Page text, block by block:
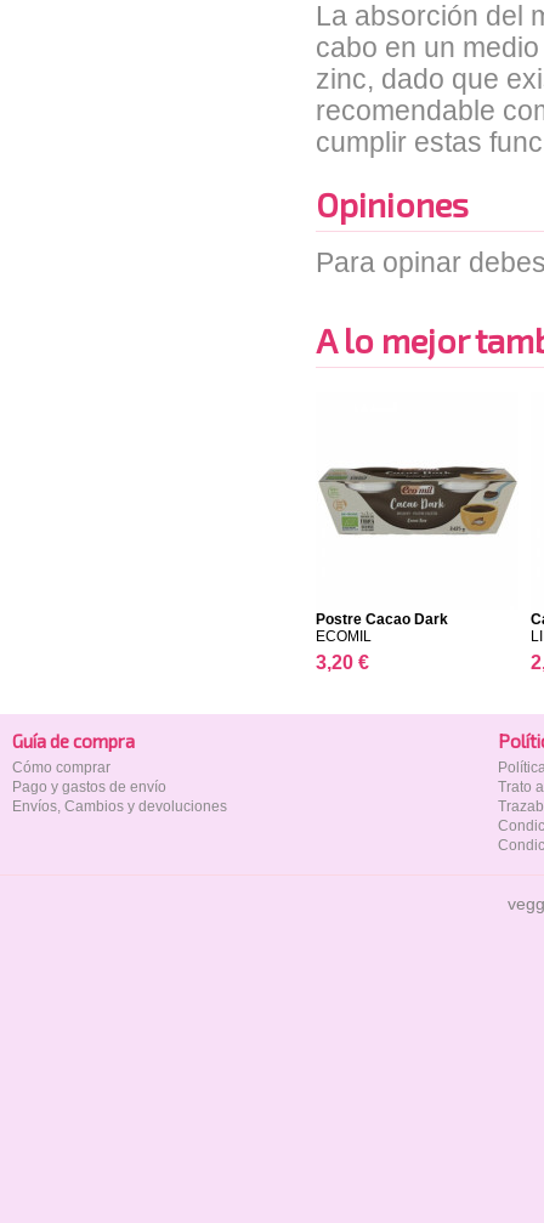
La absorción del
cabo en un
zinc, dado que
recomendable
cumplir estas
Opiniones
Para opinar
A lo mejor
Postre Cacao Dark
ECOMIL
3,20 €
Guía de compra
Cómo comprar
Pago y gastos de envío
Envíos, Cambios y devoluciones
Trato